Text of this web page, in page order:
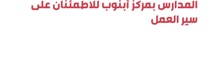
المدارس بمركز أبنوب للاطمئنان على
سير العمل